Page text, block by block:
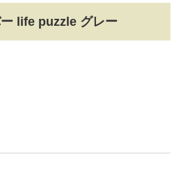
life puzzle グレー